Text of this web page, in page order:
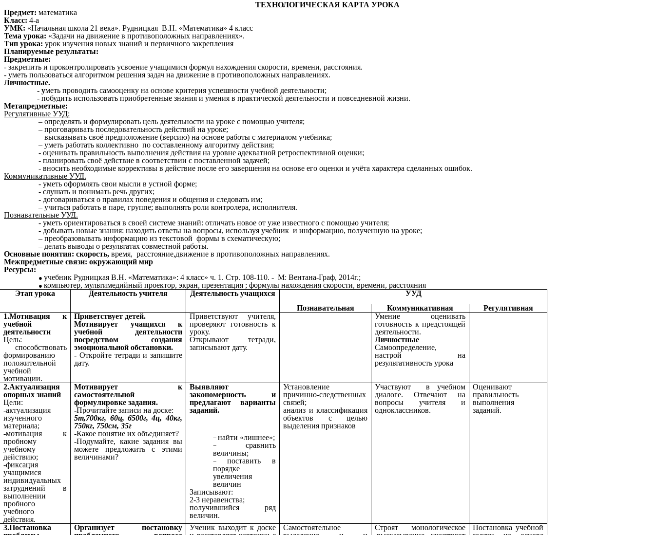
ТЕХНОЛОГИЧЕСКАЯ КАРТА УРОКА
Предмет: математика
Класс: 4-а
УМК: «Начальная школа 21 века». Рудницкая В.Н. «Математика» 4 класс
Тема урока: «Задачи на движение в противоположных направлениях».
Тип урока: урок изучения новых знаний и первичного закрепления
Планируемые результаты:
Предметные:
- закрепить и проконтролировать усвоение учащимися формул нахождения скорости, времени, расстояния.
- уметь пользоваться алгоритмом решения задач на движение в противоположных направлениях.
Личностные.
- уметь проводить самооценку на основе критерия успешности учебной деятельности;
- побудить использовать приобретенные знания и умения в практической деятельности и повседневной жизни.
Метапредметные:
Регулятивные УУД:
– определять и формулировать цель деятельности на уроке с помощью учителя;
– проговаривать последовательность действий на уроке;
– высказывать своё предположение (версию) на основе работы с материалом учебника;
– уметь работать коллективно по составленному алгоритму действия;
- оценивать правильность выполнения действия на уровне адекватной ретроспективной оценки;
- планировать своё действие в соответствии с поставленной задачей;
- вносить необходимые коррективы в действие после его завершения на основе его оценки и учёта характера сделанных ошибок.
Коммуникативные УУД.
- уметь оформлять свои мысли в устной форме;
- слушать и понимать речь других;
- договариваться о правилах поведения и общения и следовать им;
– учиться работать в паре, группе; выполнять роли контролера, исполнителя.
Познавательные УУД.
- уметь ориентироваться в своей системе знаний: отличать новое от уже известного с помощью учителя;
- добывать новые знания: находить ответы на вопросы, используя учебник и информацию, полученную на уроке;
– преобразовывать информацию из текстовой формы в схематическую;
– делать выводы о результатах совместной работы.
Основные понятия: скорость, время, расстояние,движение в противоположных направлениях.
Межпредметные связи: окружающий мир
Ресурсы:
учебник Рудницкая В.Н. «Математика»: 4 класс» ч. 1. Стр. 108-110. - М: Вентана-Граф, 2014г.;
компьютер, мультимедийный проектор, экран, презентация ; формулы нахождения скорости, времени, расстояния
Этап урока
Деятельность учителя Деятельность учащихся
УУД
Познавательная
Коммуникативная
Регулятивная
1.Мотивация к
учебной
деятельности
Цель:
способствовать
формированию
положительной
учебной
мотивации.
Приветствует детей.
Мотивирует учащихся к
учебной деятельности
посредством создания
эмоциональной обстановки.
- Откройте тетради и запишите
дату.
Приветствуют учителя,
проверяют готовность к
уроку.
Открывают тетради,
записывают дату.
Умение оценивать
готовность к предстоящей
деятельности.
Личностные
Самоопределение,
настрой на
результативность урока
2.Актуализация
опорных знаний
Цели:
-актуализация
изученного
материала;
-мотивация к
пробному
учебному
действию;
-фиксация
учащимися
индивидуальных
затруднений в
выполнении
пробного
учебного
действия.
Мотивирует к
самостоятельной
формулировке задания.
-Прочитайте записи на доске:
5т,700кг, 60ц, 6500г, 4ц, 40кг,
750кг, 750см, 35г
-Какое понятие их объединяет?
-Подумайте, какие задания вы
можете предложить с этими
величинами?
Выявляют
закономерность и
предлагают варианты
заданий.
найти «лишнее»;
сравнить
величины;
поставить в
порядке
увеличения
величин
Записывают:
2-3 неравенства;
получившийся ряд
величин.
Установление
причинно-следственных
связей;
анализ и классификация
объектов с целью
выделения признаков
Участвуют в учебном
диалоге. Отвечают на
вопросы учителя и
одноклассников.
Оценивают
правильность
выполнения
заданий.
3.Постановка
Организует постановку
Ученик выходит к доске
Самостоятельное
Строят монологическое
Постановка учебной